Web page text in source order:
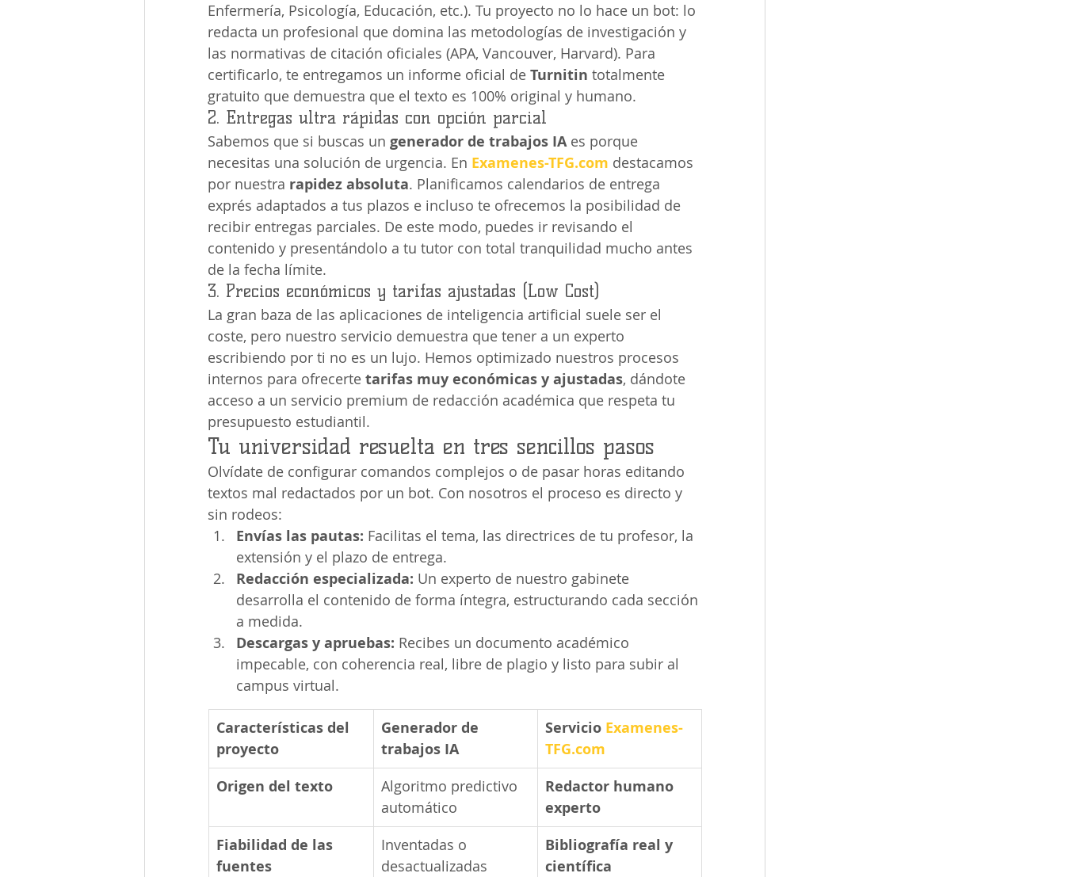
Enfermería, Psicología, Educación, etc.). Tu proyecto no lo hace un bot: lo
redacta un profesional que domina las metodologías de investigación y
las normativas de citación oficiales (APA, Vancouver, Harvard). Para
certificarlo, te entregamos un informe oficial de Turnitin totalmente
gratuito que demuestra que el texto es 100% original y humano.
2. Entregas ultra rápidas con opción parcial
Sabemos que si buscas un generador de trabajos IA es porque
necesitas una solución de urgencia. En Examenes-TFG.com destacamos
por nuestra rapidez absoluta. Planificamos calendarios de entrega
exprés adaptados a tus plazos e incluso te ofrecemos la posibilidad de
recibir entregas parciales. De este modo, puedes ir revisando el
contenido y presentándolo a tu tutor con total tranquilidad mucho antes
de la fecha límite.
3. Precios económicos y tarifas ajustadas (Low Cost)
La gran baza de las aplicaciones de inteligencia artificial suele ser el
coste, pero nuestro servicio demuestra que tener a un experto
escribiendo por ti no es un lujo. Hemos optimizado nuestros procesos
internos para ofrecerte tarifas muy económicas y ajustadas, dándote
acceso a un servicio premium de redacción académica que respeta tu
presupuesto estudiantil.
Tu universidad resuelta en tres sencillos pasos
Olvídate de configurar comandos complejos o de pasar horas editando
textos mal redactados por un bot. Con nosotros el proceso es directo y
sin rodeos:
Envías las pautas: Facilitas el tema, las directrices de tu profesor, la
extensión y el plazo de entrega.
Redacción especializada: Un experto de nuestro gabinete
desarrolla el contenido de forma íntegra, estructurando cada sección
a medida.
Descargas y apruebas: Recibes un documento académico
impecable, con coherencia real, libre de plagio y listo para subir al
campus virtual.
Características del
proyecto
Generador de
trabajos IA
Servicio Examenes-
TFG.com
Origen del texto
Algoritmo predictivo
automático
Redactor humano
experto
Fiabilidad de las
fuentes
Inventadas o
desactualizadas
Bibliografía real y
científica